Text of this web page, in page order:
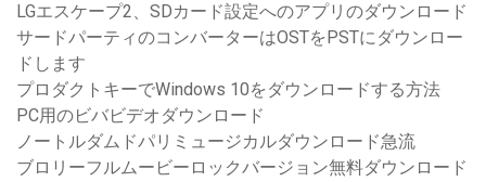
LGエスケープ2、SDカード設定へのアプリのダウンロード
サードパーティのコンバーターはOSTをPSTにダウンロー
ドします
プロダクトキーでWindows 10をダウンロードする方法
PC用のビバビデオダウンロード
ノートルダムドパリミュージカルダウンロード急流
ブロリーフルムービーロックバージョン無料ダウンロード